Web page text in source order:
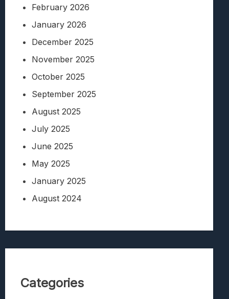
February 2026
January 2026
December 2025
November 2025
October 2025
September 2025
August 2025
July 2025
June 2025
May 2025
January 2025
August 2024
Categories